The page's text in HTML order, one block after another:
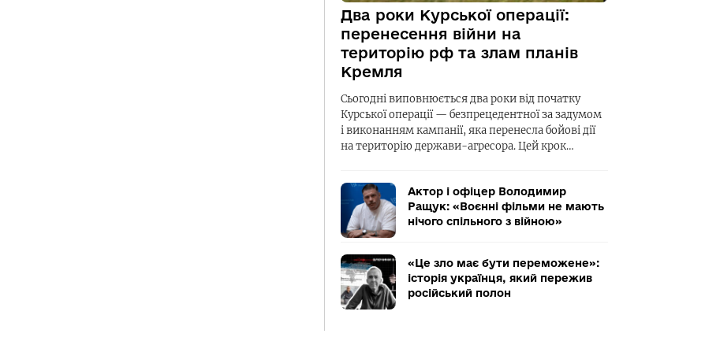
Два роки Курської операції:
перенесення війни на
територію рф та злам планів
Кремля
Сьогодні виповнюється два роки від початку
Курської операції — безпрецедентної за задумом
і виконанням кампанії, яка перенесла бойові дії
на територію держави-агресора. Цей крок…
Актор і офіцер Володимир
Ращук: «Воєнні фільми не мають
нічого спільного з війною»
«Це зло має бути переможене»:
історія українця, який пережив
російський полон